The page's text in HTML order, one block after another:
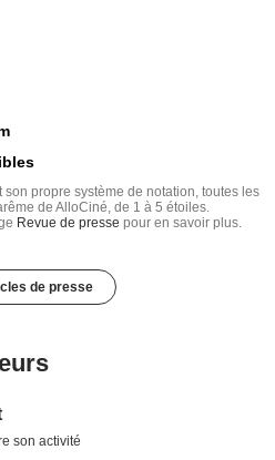
propre système de notation, toutes les
de AlloCiné, de 1 à 5 étoiles.
Revue de presse pour en savoir plus.
de presse
son activité